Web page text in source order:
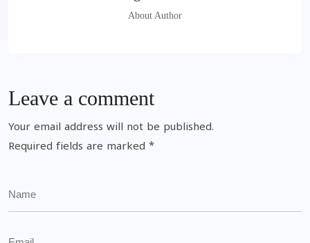
About Author
Leave a comment
Your email address will not be published.
Required fields are marked *